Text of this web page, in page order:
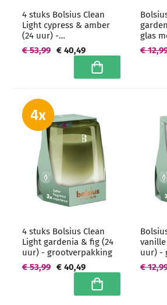
4 stuks Bolsius Clean
Light cypress & amber
(24 uur) -
grootverpakking
€ 40,49
€ 53,99
In winkelwagen
glas
€
4 stuks Bolsius Clean
Light gardenia & fig (24
uur) - grootverpakking
€ 40,49
€ 53,99
In winkelwagen
uur) -
€